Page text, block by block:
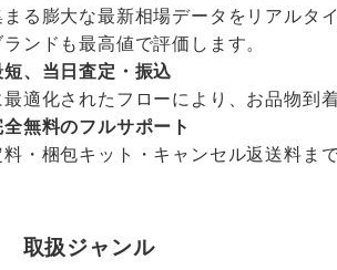
る膨大な最新相場データをリアルタ
ンドも最高値で評価します。
短、当日査定・振込
適化されたフローにより、お品物到
全無料のフルサポート
・梱包キット・キャンセル返送料ま
取扱ジャンル